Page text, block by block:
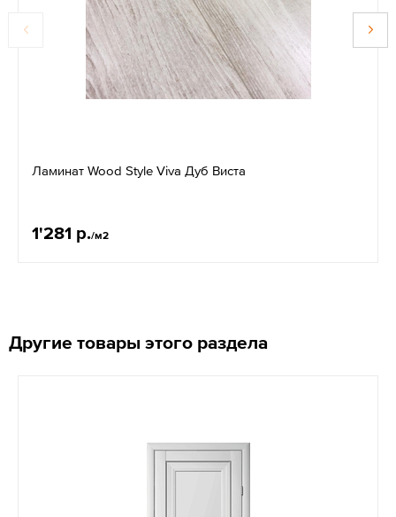
Ламинат Wood Style Viva Дуб Виста
1'281 р./м2
Другие товары этого раздела